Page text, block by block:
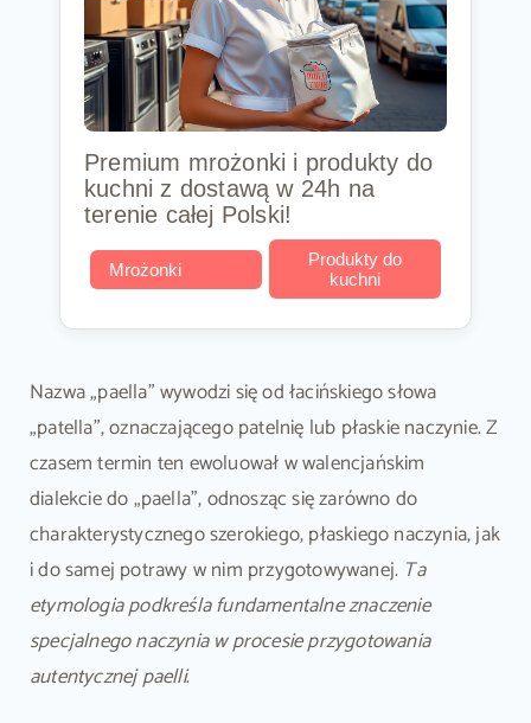
Premium mrożonki i produkty do
kuchni z dostawą w 24h na
terenie całej Polski!
Mrożonki
Produkty do
kuchni
Nazwa „paella” wywodzi się od łacińskiego słowa
„patella”, oznaczającego patelnię lub płaskie naczynie. Z
czasem termin ten ewoluował w walencjańskim
dialekcie do „paella”, odnosząc się zarówno do
charakterystycznego szerokiego, płaskiego naczynia, jak
i do samej potrawy w nim przygotowywanej. Ta
etymologia podkreśla fundamentalne znaczenie
specjalnego naczynia w procesie przygotowania
autentycznej paelli.